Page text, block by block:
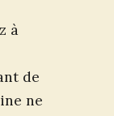
à
de
ne